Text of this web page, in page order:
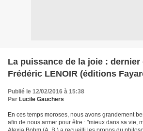
La puissance de la joie : dernier
Frédéric LENOIR (éditions
Publié le 12/02/2016 à 15:38
Par Lucile Gauchers
En ces temps moroses, nous avons grandement
afin de nous armer pour être : "mieux dans sa vie,